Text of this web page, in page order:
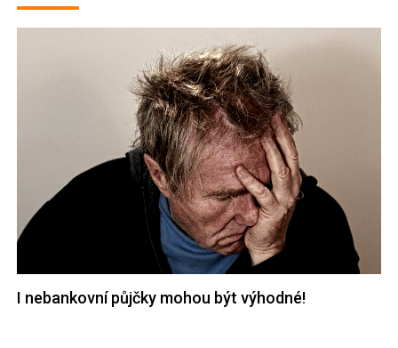
I nebankovní půjčky mohou být výhodné!